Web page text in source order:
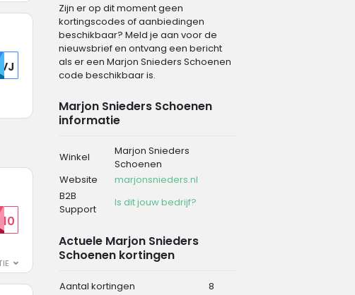
Zijn er op dit moment geen
kortingscodes of aanbiedingen
beschikbaar? Meld je aan voor de
nieuwsbrief en ontvang een bericht
als er een Marjon Snieders Schoenen
code beschikbaar is.
Marjon Snieders Schoenen
informatie
Winkel
Marjon Snieders
Schoenen
Website
marjonsnieders.nl
B2B
Support
Is dit jouw bedrijf?
Actuele Marjon Snieders
Schoenen kortingen
Aantal kortingen
8